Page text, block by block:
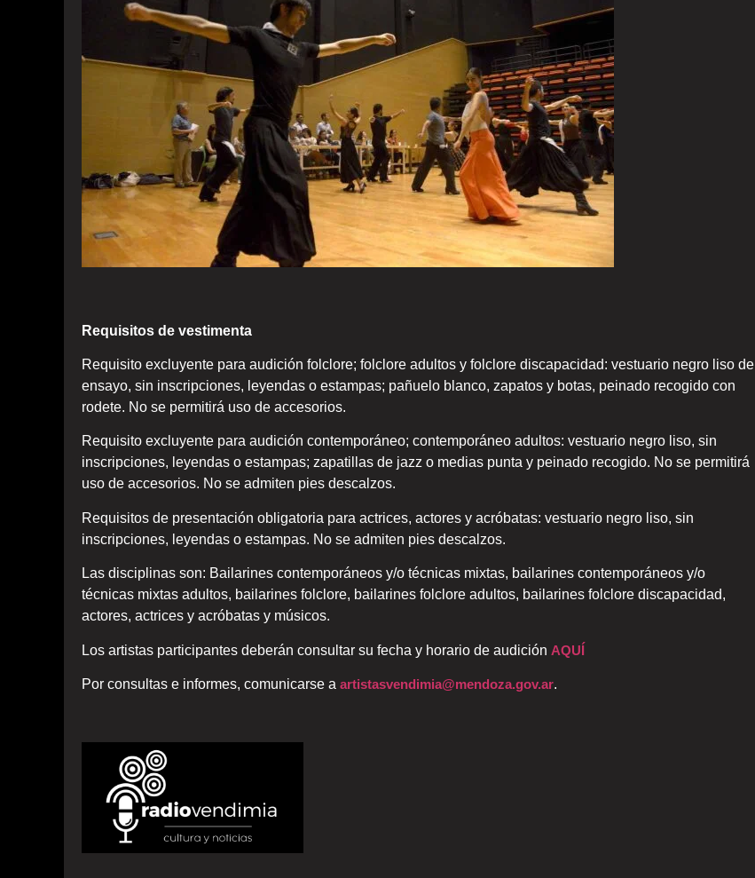
Requisitos de vestimenta
Requisito excluyente para audición folclore; folclore adultos y folclore discapacidad: vestuario negro liso de
ensayo, sin inscripciones, leyendas o estampas; pañuelo blanco, zapatos y botas, peinado recogido con
rodete. No se permitirá uso de accesorios.
Requisito excluyente para audición contemporáneo; contemporáneo adultos: vestuario negro liso, sin
inscripciones, leyendas o estampas; zapatillas de jazz o medias punta y peinado recogido. No se permitirá
uso de accesorios. No se admiten pies descalzos.
Requisitos de presentación obligatoria para actrices, actores y acróbatas: vestuario negro liso, sin
inscripciones, leyendas o estampas. No se admiten pies descalzos.
Las disciplinas son: Bailarines contemporáneos y/o técnicas mixtas, bailarines contemporáneos y/o
técnicas mixtas adultos, bailarines folclore, bailarines folclore adultos, bailarines folclore discapacidad,
actores, actrices y acróbatas y músicos.
Los artistas participantes deberán consultar su fecha y horario de audición AQUÍ
Por consultas e informes, comunicarse a artistasvendimia@mendoza.gov.ar.